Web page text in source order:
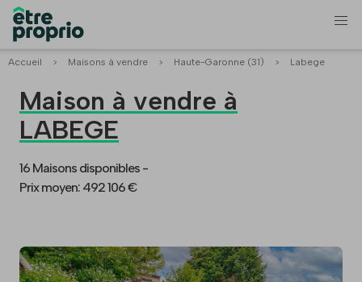
Accueil > Maisons à vendre > Haute-Garonne (31) > Labege
Maison à vendre à
LABEGE
16 Maisons disponibles -
Prix moyen: 492 106 €